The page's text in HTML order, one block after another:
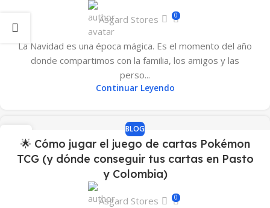
Asgard Stores 0
La Navidad es una época mágica. Es el momento del año
donde compartimos con la familia, los amigos y las
perso...
Continuar Leyendo
08
NOV
BLOG
🌟 Cómo jugar el juego de cartas Pokémon
TCG (y dónde conseguir tus cartas en Pasto
y Colombia)
Asgard Stores 0